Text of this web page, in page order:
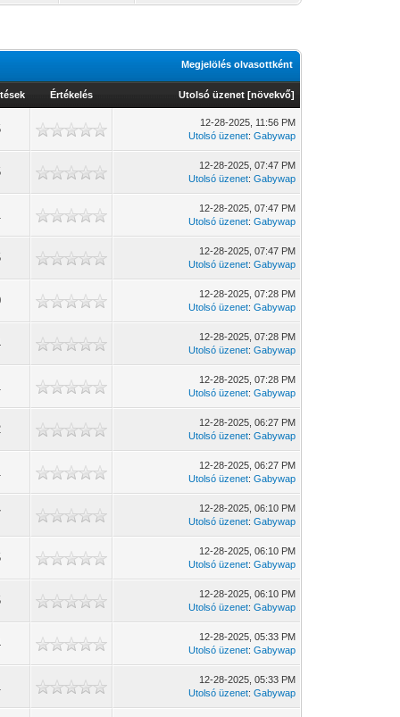
Megjelölés olvasottként
Értékelés Utolsó üzenet [növekvő]
12-28-2025, 11:56 PM
Utolsó üzenet:Gabywap
12-28-2025, 07:47 PM
Utolsó üzenet:Gabywap
12-28-2025, 07:47 PM
Utolsó üzenet:Gabywap
12-28-2025, 07:47 PM
Utolsó üzenet:Gabywap
12-28-2025, 07:28 PM
Utolsó üzenet:Gabywap
12-28-2025, 07:28 PM
Utolsó üzenet:Gabywap
12-28-2025, 07:28 PM
Utolsó üzenet:Gabywap
12-28-2025, 06:27 PM
Utolsó üzenet:Gabywap
12-28-2025, 06:27 PM
Utolsó üzenet:Gabywap
12-28-2025, 06:10 PM
Utolsó üzenet:Gabywap
12-28-2025, 06:10 PM
Utolsó üzenet:Gabywap
12-28-2025, 06:10 PM
Utolsó üzenet:Gabywap
12-28-2025, 05:33 PM
Utolsó üzenet:Gabywap
12-28-2025, 05:33 PM
Utolsó üzenet:Gabywap